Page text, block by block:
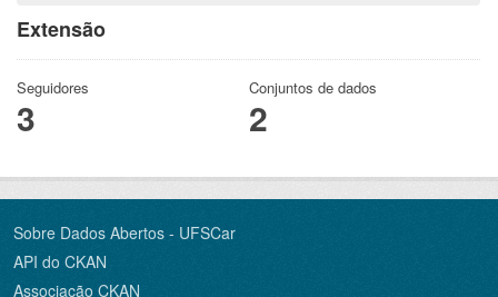
Extensão
Seguidores
3
Conjuntos de dados
2
Sobre Dados Abertos - UFSCar
API do CKAN
Associação CKAN